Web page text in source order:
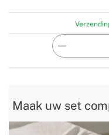
Maak uw set